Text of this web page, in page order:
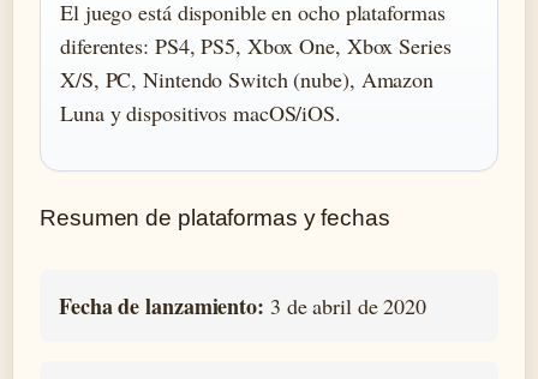
El juego está disponible en ocho plataformas
diferentes: PS4, PS5, Xbox One, Xbox Series
X/S, PC, Nintendo Switch (nube), Amazon
Luna y dispositivos macOS/iOS.
Resumen de plataformas y fechas
Fecha de lanzamiento: 3 de abril de 2020